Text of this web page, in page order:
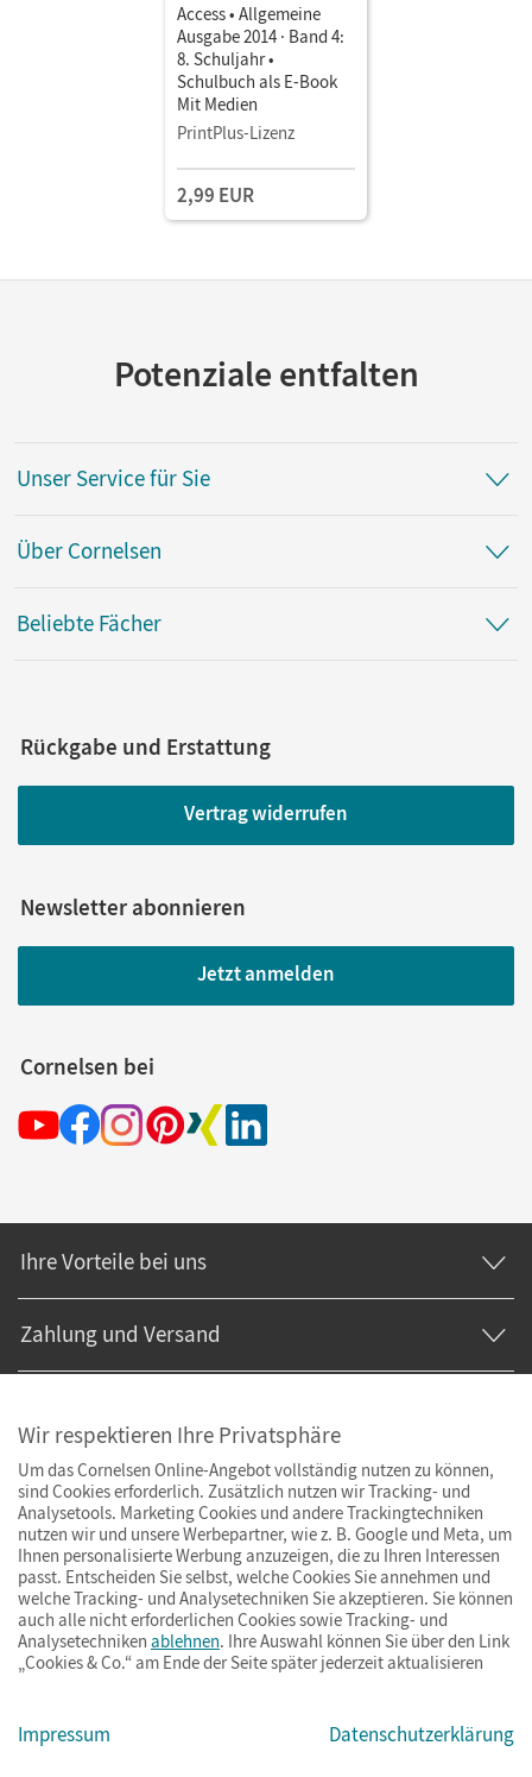
Access • Allgemeine
Ausgabe 2014 · Band 4:
8. Schuljahr •
Schulbuch als E-Book
Mit Medien
PrintPlus-Lizenz
2,99 EUR
Potenziale entfalten
Unser Service für Sie
Über Cornelsen
Beliebte Fächer
Rückgabe und Erstattung
Vertrag widerrufen
Newsletter abonnieren
Jetzt anmelden
Cornelsen bei
Ihre Vorteile bei uns
Zahlung und Versand
© Cornelsen Verlag 2026
ImpressumAGBDatenschutzBarrierefreiheitCookies & Co.
Wir respektieren Ihre Privatsphäre
Um das Cornelsen Online-Angebot vollständig nutzen zu können,
sind Cookies erforderlich. Zusätzlich nutzen wir Tracking- und
Analysetools. Marketing Cookies und andere Trackingtechniken
nutzen wir und unsere Werbepartner, wie z. B. Google und Meta, um
Ihnen personalisierte Werbung anzuzeigen, die zu Ihren Interessen
passt. Entscheiden Sie selbst, welche Cookies Sie annehmen und
welche Tracking- und Analysetechniken Sie akzeptieren. Sie können
auch alle nicht erforderlichen Cookies sowie Tracking- und
Analysetechniken ablehnen. Ihre Auswahl können Sie über den Link
„Cookies & Co.“ am Ende der Seite später jederzeit aktualisieren
Impressum Datenschutzerklärung